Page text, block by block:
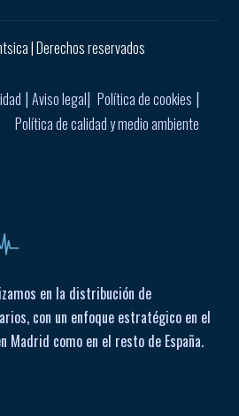
| Derechos reservados
|Aviso legal|Política de cookies |
Política de calidad y medio ambiente
en la distribución de
con un enfoque estratégico en el
como en el resto de España.